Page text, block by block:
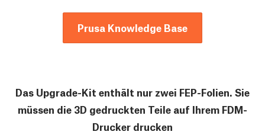
Prusa Knowledge Base
Das Upgrade-Kit enthält nur zwei FEP-Folien. Sie
müssen die 3D gedruckten Teile auf Ihrem FDM-
Drucker drucken